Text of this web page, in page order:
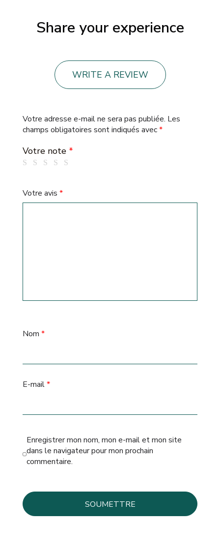
Share your experience
WRITE A REVIEW
Votre adresse e-mail ne sera pas publiée. Les
champs obligatoires sont indiqués avec*
Votre note *
Votre avis *
Nom *
E-mail*
Enregistrer mon nom, mon e-mail et mon site
dans le navigateur pour mon prochain
commentaire.